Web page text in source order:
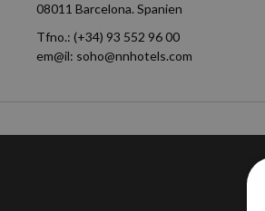
08011 Barcelona. Spanien
Tfno.: (+34) 93 552 96 00
em@il: soho@nnhotels.com